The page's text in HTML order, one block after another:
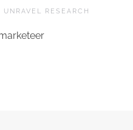
RESEARCH